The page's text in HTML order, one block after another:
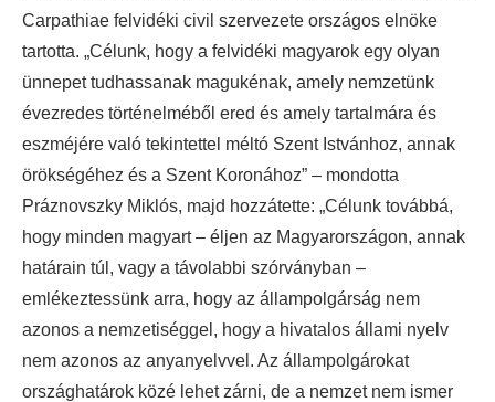
Carpathiae felvidéki civil szervezete országos elnöke
tartotta. „Célunk, hogy a felvidéki magyarok egy olyan
ünnepet tudhassanak magukénak, amely nemzetünk
évezredes történelméből ered és amely tartalmára és
eszméjére való tekintettel méltó Szent Istvánhoz, annak
örökségéhez és a Szent Koronához” – mondotta
Práznovszky Miklós, majd hozzátette: „Célunk továbbá,
hogy minden magyart – éljen az Magyarországon, annak
határain túl, vagy a távolabbi szórványban –
emlékeztessünk arra, hogy az állampolgárság nem
azonos a nemzetiséggel, hogy a hivatalos állami nyelv
nem azonos az anyanyelvvel. Az állampolgárokat
országhatárok közé lehet zárni, de a nemzet nem ismer